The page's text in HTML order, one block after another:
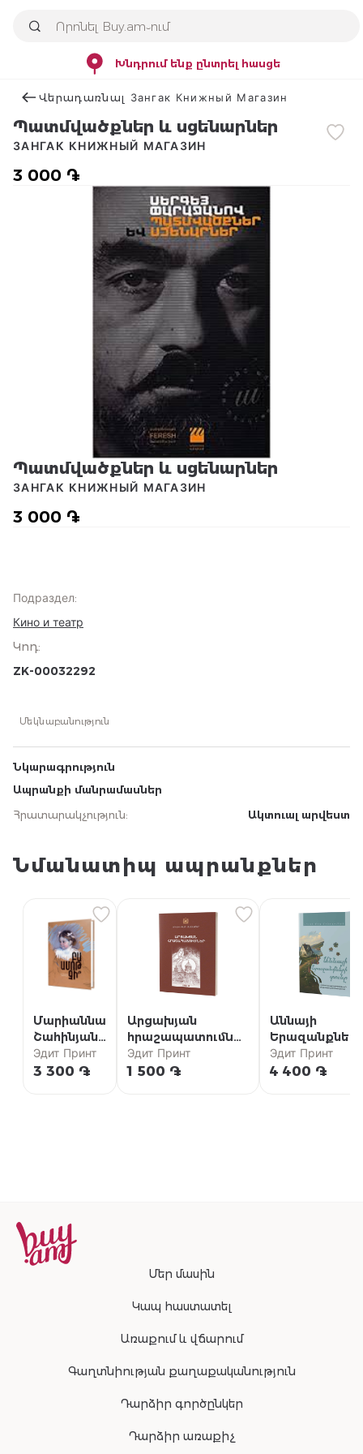
Խնդրում ենք ընտրել հասցե
Վերադառնալ Зангак Книжный Магазин
Պատմվածքներ և սցենարներ
3 000 ֏
ЗАНГАК КНИЖНЫЙ МАГАЗИН
Պատմվածքներ և սցենարներ
3 000 ֏
ЗАНГАК КНИЖНЫЙ МАГАЗИН
Подраздел:
Кино и театр
Կոդ:
ZK-00032292
Մեկնաբանություն
Նկարագրություն
Ապրանքի մանրամասներ
Հրատարակչություն: Ակտուալ արվեստ
Նմանատիպ ապրանքներ
Մարիաննա
Շահինյան /
Բա ամոթ
չի՞
Эдит Принт
3 300 ֏
Արցախյան
հրաշապատումներ
/ Մաս Ա (Արցախի
թեմի
Эдит Принт
1 500 ֏
Աննայի
Երազանքների
տունը {5} /
«Աննան
Эдит Принт
4 400 ֏
Մեր մասին
Կապ հաստատել
Առաքում և վճարում
Գաղտնիության քաղաքականություն
Դարձիր գործընկեր
Դարձիր առաքիչ